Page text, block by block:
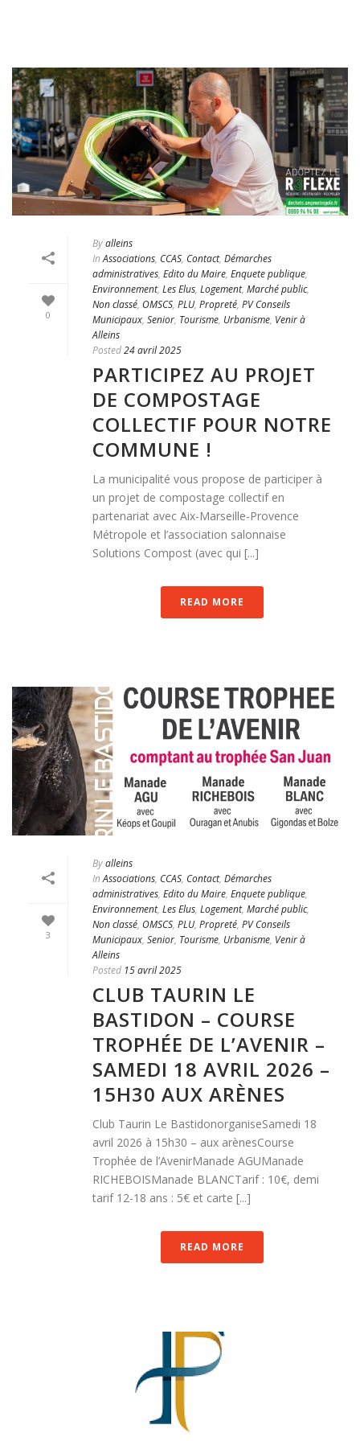
0
Byalleins
In Associations, CCAS, Contact, Démarches
administratives, Edito du Maire, Enquete publique,
Environnement, Les Elus, Logement, Marché public,
Non classé, OMSCS, PLU, Propreté, PV Conseils
Municipaux, Senior, Tourisme, Urbanisme, Venir à
Alleins
Posted24 avril 2025
PARTICIPEZ AU PROJET
DE COMPOSTAGE
COLLECTIF POUR NOTRE
COMMUNE !
La municipalité vous propose de participer à
un projet de compostage collectif en
partenariat avec Aix-Marseille-Provence
Métropole et l’association salonnaise
Solutions Compost (avec qui [...]
READ MORE
3
Byalleins
In Associations, CCAS, Contact, Démarches
administratives, Edito du Maire, Enquete publique,
Environnement, Les Elus, Logement, Marché public,
Non classé, OMSCS, PLU, Propreté, PV Conseils
Municipaux, Senior, Tourisme, Urbanisme, Venir à
Alleins
Posted 15 avril 2025
CLUB TAURIN LE
BASTIDON – COURSE
TROPHÉE DE L’AVENIR –
SAMEDI 18 AVRIL 2026 –
15H30 AUX ARÈNES
Club Taurin Le BastidonorganiseSamedi 18
avril 2026 à 15h30 – aux arènesCourse
Trophée de l’AvenirManade AGUManade
RICHEBOISManade BLANCTarif : 10€, demi
tarif 12-18 ans : 5€ et carte [...]
READ MORE